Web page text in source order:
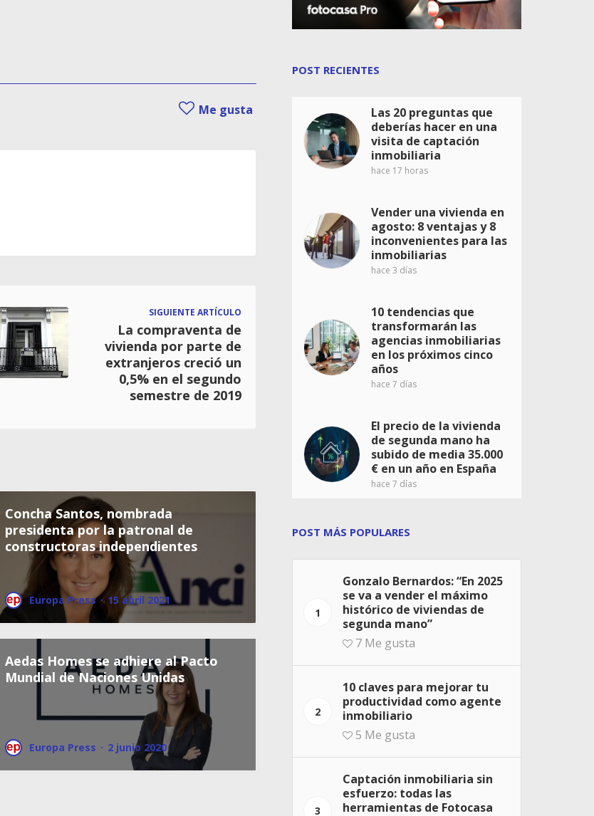
Me gusta
SIGUIENTE ARTÍCULO
La compraventa de
vivienda por parte de
extranjeros creció un
0,5% en el segundo
semestre de 2019
Concha Santos, nombrada
presidenta por la patronal de
constructoras independientes
Europa Press · 15 abril 2021
Aedas Homes se adhiere al Pacto
Mundial de Naciones Unidas
Europa Press · 2 junio 2020
POST RECIENTES
Las 20 preguntas que
deberías hacer en una
visita de captación
inmobiliaria
hace 17 horas
Vender una vivienda en
agosto: 8 ventajas y 8
inconvenientes para las
inmobiliarias
hace 3 días
10 tendencias que
transformarán las
agencias inmobiliarias
en los próximos cinco
años
hace 7 días
El precio de la vivienda
de segunda mano ha
subido de media 35.000
€ en un año en España
hace 7 días
POST MÁS POPULARES
1
Gonzalo Bernardos: “En 2025
se va a vender el máximo
histórico de viviendas de
segunda mano”
7 Me gusta
2
10 claves para mejorar tu
productividad como agente
inmobiliario
5 Me gusta
3
Captación inmobiliaria sin
esfuerzo: todas las
herramientas de Fotocasa